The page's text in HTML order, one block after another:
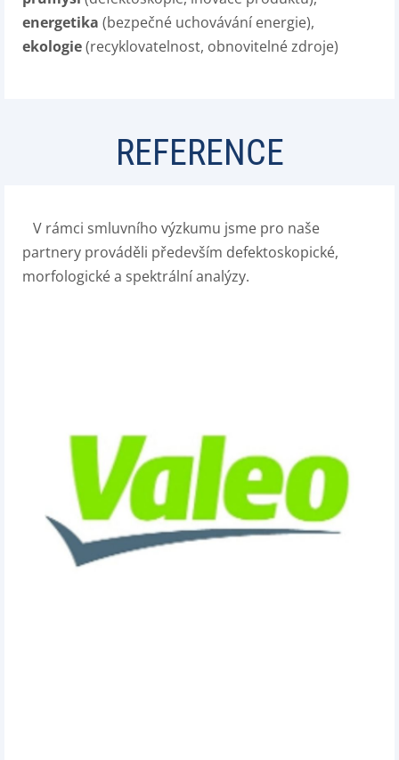
energetika (bezpečné uchovávání energie),
ekologie(recyklovatelnost, obnovitelné zdroje)
REFERENCE
V rámci smluvního výzkumu jsme pro naše
partnery prováděli především defektoskopické,
morfologické a spektrální analýzy.